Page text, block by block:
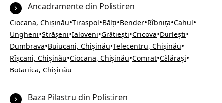
Ancadramente din Polistiren
Ciocana, Chișinău•Tiraspol•Bălți•Bender•Rîbnița•Cahul•
Ungheni•Strășeni•Ialoveni•Grătiești•Cricova•Durlești•
Dumbrava•Buiucani, Chișinău•Telecentru, Chișinău•
Rîșcani, Chișinău•Ciocana, Chișinău•Comrat•Călărași•
Botanica, Chișinău
Baza Pilastru din Polistiren